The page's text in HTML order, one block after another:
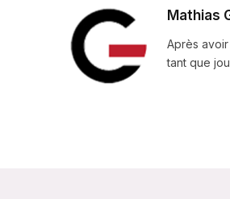
Mathias
Après
tant que